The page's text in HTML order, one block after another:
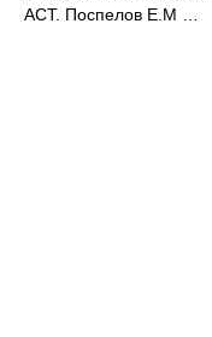
АСТ. Поспелов Е.М …